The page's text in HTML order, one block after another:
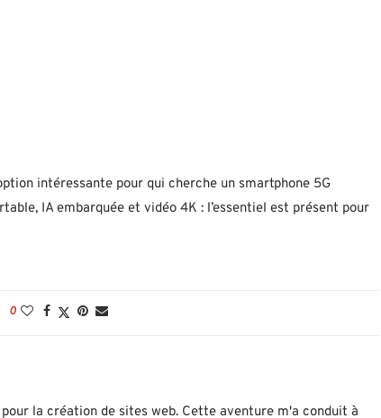
intéressante pour qui cherche un smartphone 5G
IA embarquée et vidéo 4K : l’essentiel est présent pour
0
la création de sites web. Cette aventure m'a conduit à